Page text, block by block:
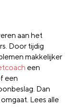
aan het
Door tijdig
makkelijker
een
een
Dan
Lees alle